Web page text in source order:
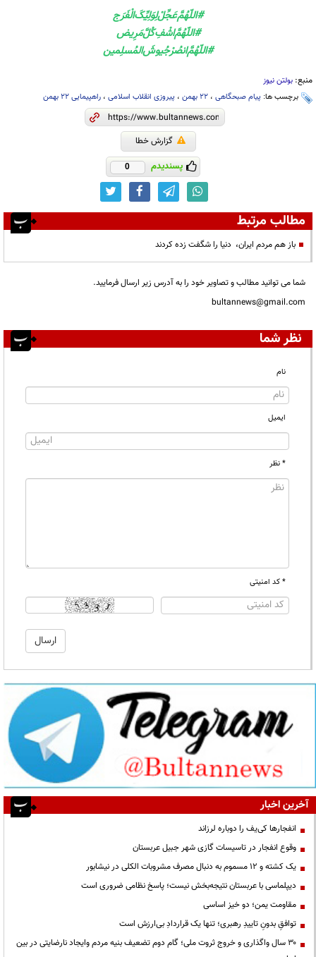
#اللّهُمَّ‌عَجِّلْ‌لِوَلِيِّکَ‌الْفَرَج
#اللّهُمَّ‌اشْفِ‌کُلَّ‌مَرِیض
#اللّهُمَّ‌انصُرْ‌جُیوشَ‌المُسلِمين
منبع: بولتن نیوز
برچسب ها: پیام صبحگاهی ، ۲۲ بهمن ، پیروزی انقلاب اسلامی ، راهپیمایی ۲۲ بهمن
گزارش خطا
پسندیدم 0
مطالب مرتبط
باز هم مردم ایران، دنیا را شگفت زده کردند
شما می توانید مطالب و تصاویر خود را به آدرس زیر ارسال فرمایید.
bultannews@gmail.com
نظر شما
نام
ایمیل
* نظر
* کد امنیتی
آخرین اخبار
انفجارها کی‌یف را دوباره لرزاند
وقوع انفجار در تاسیسات گازی شهر جبیل عربستان
یک کشته و ۱۲ مسموم به دنبال مصرف مشروبات الکلی در نیشابور
دیپلماسی با عربستان نتیجه‌بخش نیست؛ پاسخ نظامی ضروری است
مقاومت یمن؛ دو خیز اساسی
توافقِ بدونِ تاییدِ رهبری؛ تنها یک قراردادِ بی‌ارزش است
۳۰ سال واگذاری و خروج ثروت ملی؛ گام دوم تضعیف بنیه مردم وایجاد نارضایتی در بین